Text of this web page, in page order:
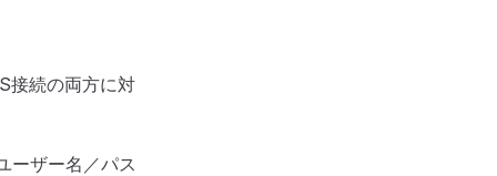
接続の両方に対
ーザー名／パス